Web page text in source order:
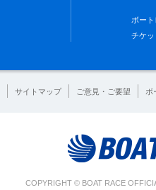
ボー
チケ
サイトマップ ご意見・ご要望 ボ
COPYRIGHT © BOAT RACE